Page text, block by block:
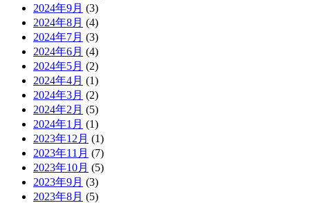
2024年9月 (3)
2024年8月 (4)
2024年7月 (3)
2024年6月 (4)
2024年5月 (2)
2024年4月 (1)
2024年3月 (2)
2024年2月 (5)
2024年1月 (1)
2023年12月 (1)
2023年11月 (7)
2023年10月 (5)
2023年9月 (3)
2023年8月 (5)